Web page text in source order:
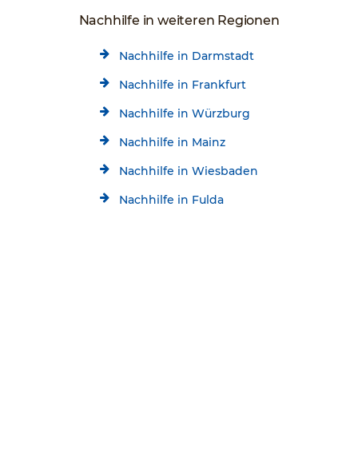
Nachhilfe in weiteren Regionen
Nachhilfe in Darmstadt
Nachhilfe in Frankfurt
Nachhilfe in Würzburg
Nachhilfe in Mainz
Nachhilfe in Wiesbaden
Nachhilfe in Fulda